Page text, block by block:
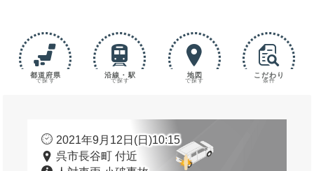
都道府県
で探す
沿線・駅
で探す
地図
で探す
こだわり
条件
2021年9月12日(日)10:15
呉市長谷町 付近